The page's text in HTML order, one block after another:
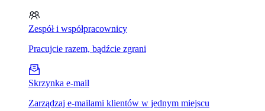
Zespół i współpracownicy
Pracujcie razem, bądźcie zgrani
Skrzynka e-mail
Zarządzaj e-mailami klientów w jednym miejscu